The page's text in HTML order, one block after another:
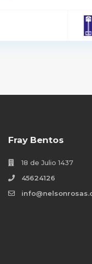
Fray Bentos
18 de Julio 1437
45624126